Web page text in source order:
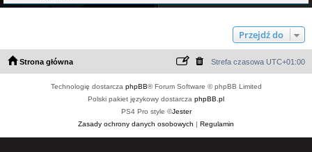
Przejdź do
Strona główna Strefa czasowa UTC+01:00
Technologię dostarcza phpBB® Forum Software © phpBB Limited
Polski pakiet językowy dostarcza phpBB.pl
PS4 Pro style ©Jester
Zasady ochrony danych osobowych | Regulamin